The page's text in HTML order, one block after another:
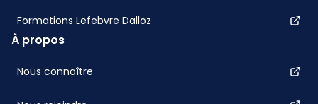
Formations Lefebvre Dalloz
À propos
Nous connaître